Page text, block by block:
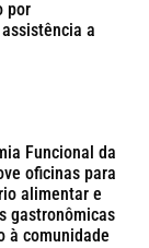
por
a
Funcional da
oficinas para
alimentar e
gastronômicas
à comunidade